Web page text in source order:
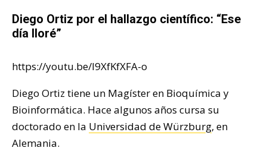
Diego Ortiz por el hallazgo científico: “Ese
día lloré”
https://youtu.be/I9XfKfXFA-o
Diego Ortiz tiene un Magíster en Bioquímica y
Bioinformática. Hace algunos años cursa su
doctorado en la Universidad de Würzburg, en
Alemania.